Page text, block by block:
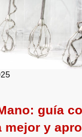
guía
mejor y